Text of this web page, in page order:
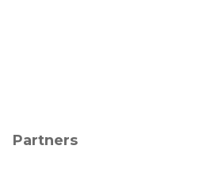
Partners